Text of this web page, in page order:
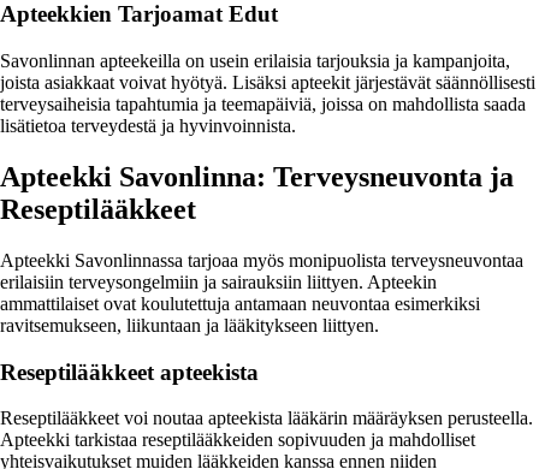
Apteekkien Tarjoamat Edut
Savonlinnan apteekeilla on usein erilaisia tarjouksia ja kampanjoita,
joista asiakkaat voivat hyötyä. Lisäksi apteekit järjestävät säännöllisesti
terveysaiheisia tapahtumia ja teemapäiviä, joissa on mahdollista saada
lisätietoa terveydestä ja hyvinvoinnista.
Apteekki Savonlinna: Terveysneuvonta ja
Reseptilääkkeet
Apteekki Savonlinnassa tarjoaa myös monipuolista terveysneuvontaa
erilaisiin terveysongelmiin ja sairauksiin liittyen. Apteekin
ammattilaiset ovat koulutettuja antamaan neuvontaa esimerkiksi
ravitsemukseen, liikuntaan ja lääkitykseen liittyen.
Reseptilääkkeet apteekista
Reseptilääkkeet voi noutaa apteekista lääkärin määräyksen perusteella.
Apteekki tarkistaa reseptilääkkeiden sopivuuden ja mahdolliset
yhteisvaikutukset muiden lääkkeiden kanssa ennen niiden